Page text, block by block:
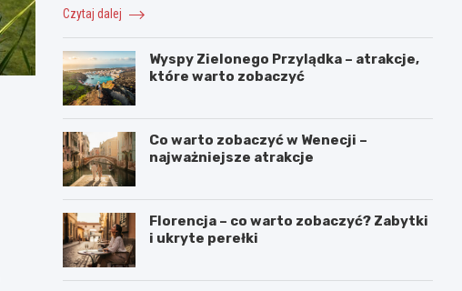
Czytaj dalej
Wyspy Zielonego Przylądka – atrakcje,
które warto zobaczyć
Co warto zobaczyć w Wenecji –
najważniejsze atrakcje
Florencja – co warto zobaczyć? Zabytki
i ukryte perełki